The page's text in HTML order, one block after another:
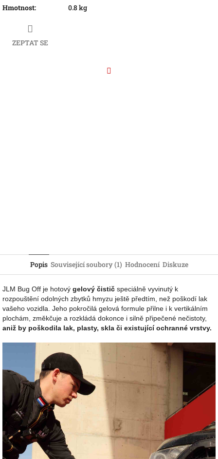
Hmotnost: 0.8 kg
ZEPTAT SE
Popis Související soubory (1) Hodnocení Diskuze
JLM Bug Off je hotový gelový čistič speciálně vyvinutý k
rozpouštění odolných zbytků hmyzu ještě předtím, než poškodí lak
vašeho vozidla. Jeho pokročilá gelová formule přilne i k vertikálním
plochám, změkčuje a rozkládá dokonce i silně připečené nečistoty,
aniž by poškodila lak, plasty, skla či existující ochranné vrstvy.